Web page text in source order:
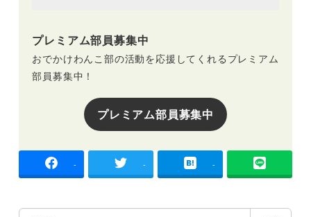
プレミアム部員募集中
おでかけわんこ部の活動を応援してくれるプレミアム
部員募集中！
プレミアム部員募集中
- - -